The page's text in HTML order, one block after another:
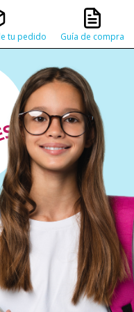
tu pedido Guía de compra
solidaria